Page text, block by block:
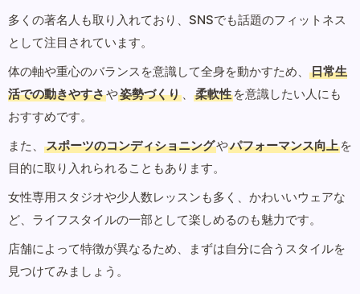
多くの著名人も取り入れており、SNSでも話題のフィットネス
として注目されています。
体の軸や重心のバランスを意識して全身を動かすため、
日常生
活での動きやすさや姿勢づくり 、 柔軟性 を意識したい人にも
おすすめです。
また、
スポーツのコンディショニングやパフォーマンス向上 を
目的に取り入れられることもあります。
女性専用スタジオや少人数レッスンも多く、かわいいウェアな
ど、ライフスタイルの一部として楽しめるのも魅力です。
店舗によって特徴が異なるため、まずは自分に合うスタイルを
見つけてみましょう。